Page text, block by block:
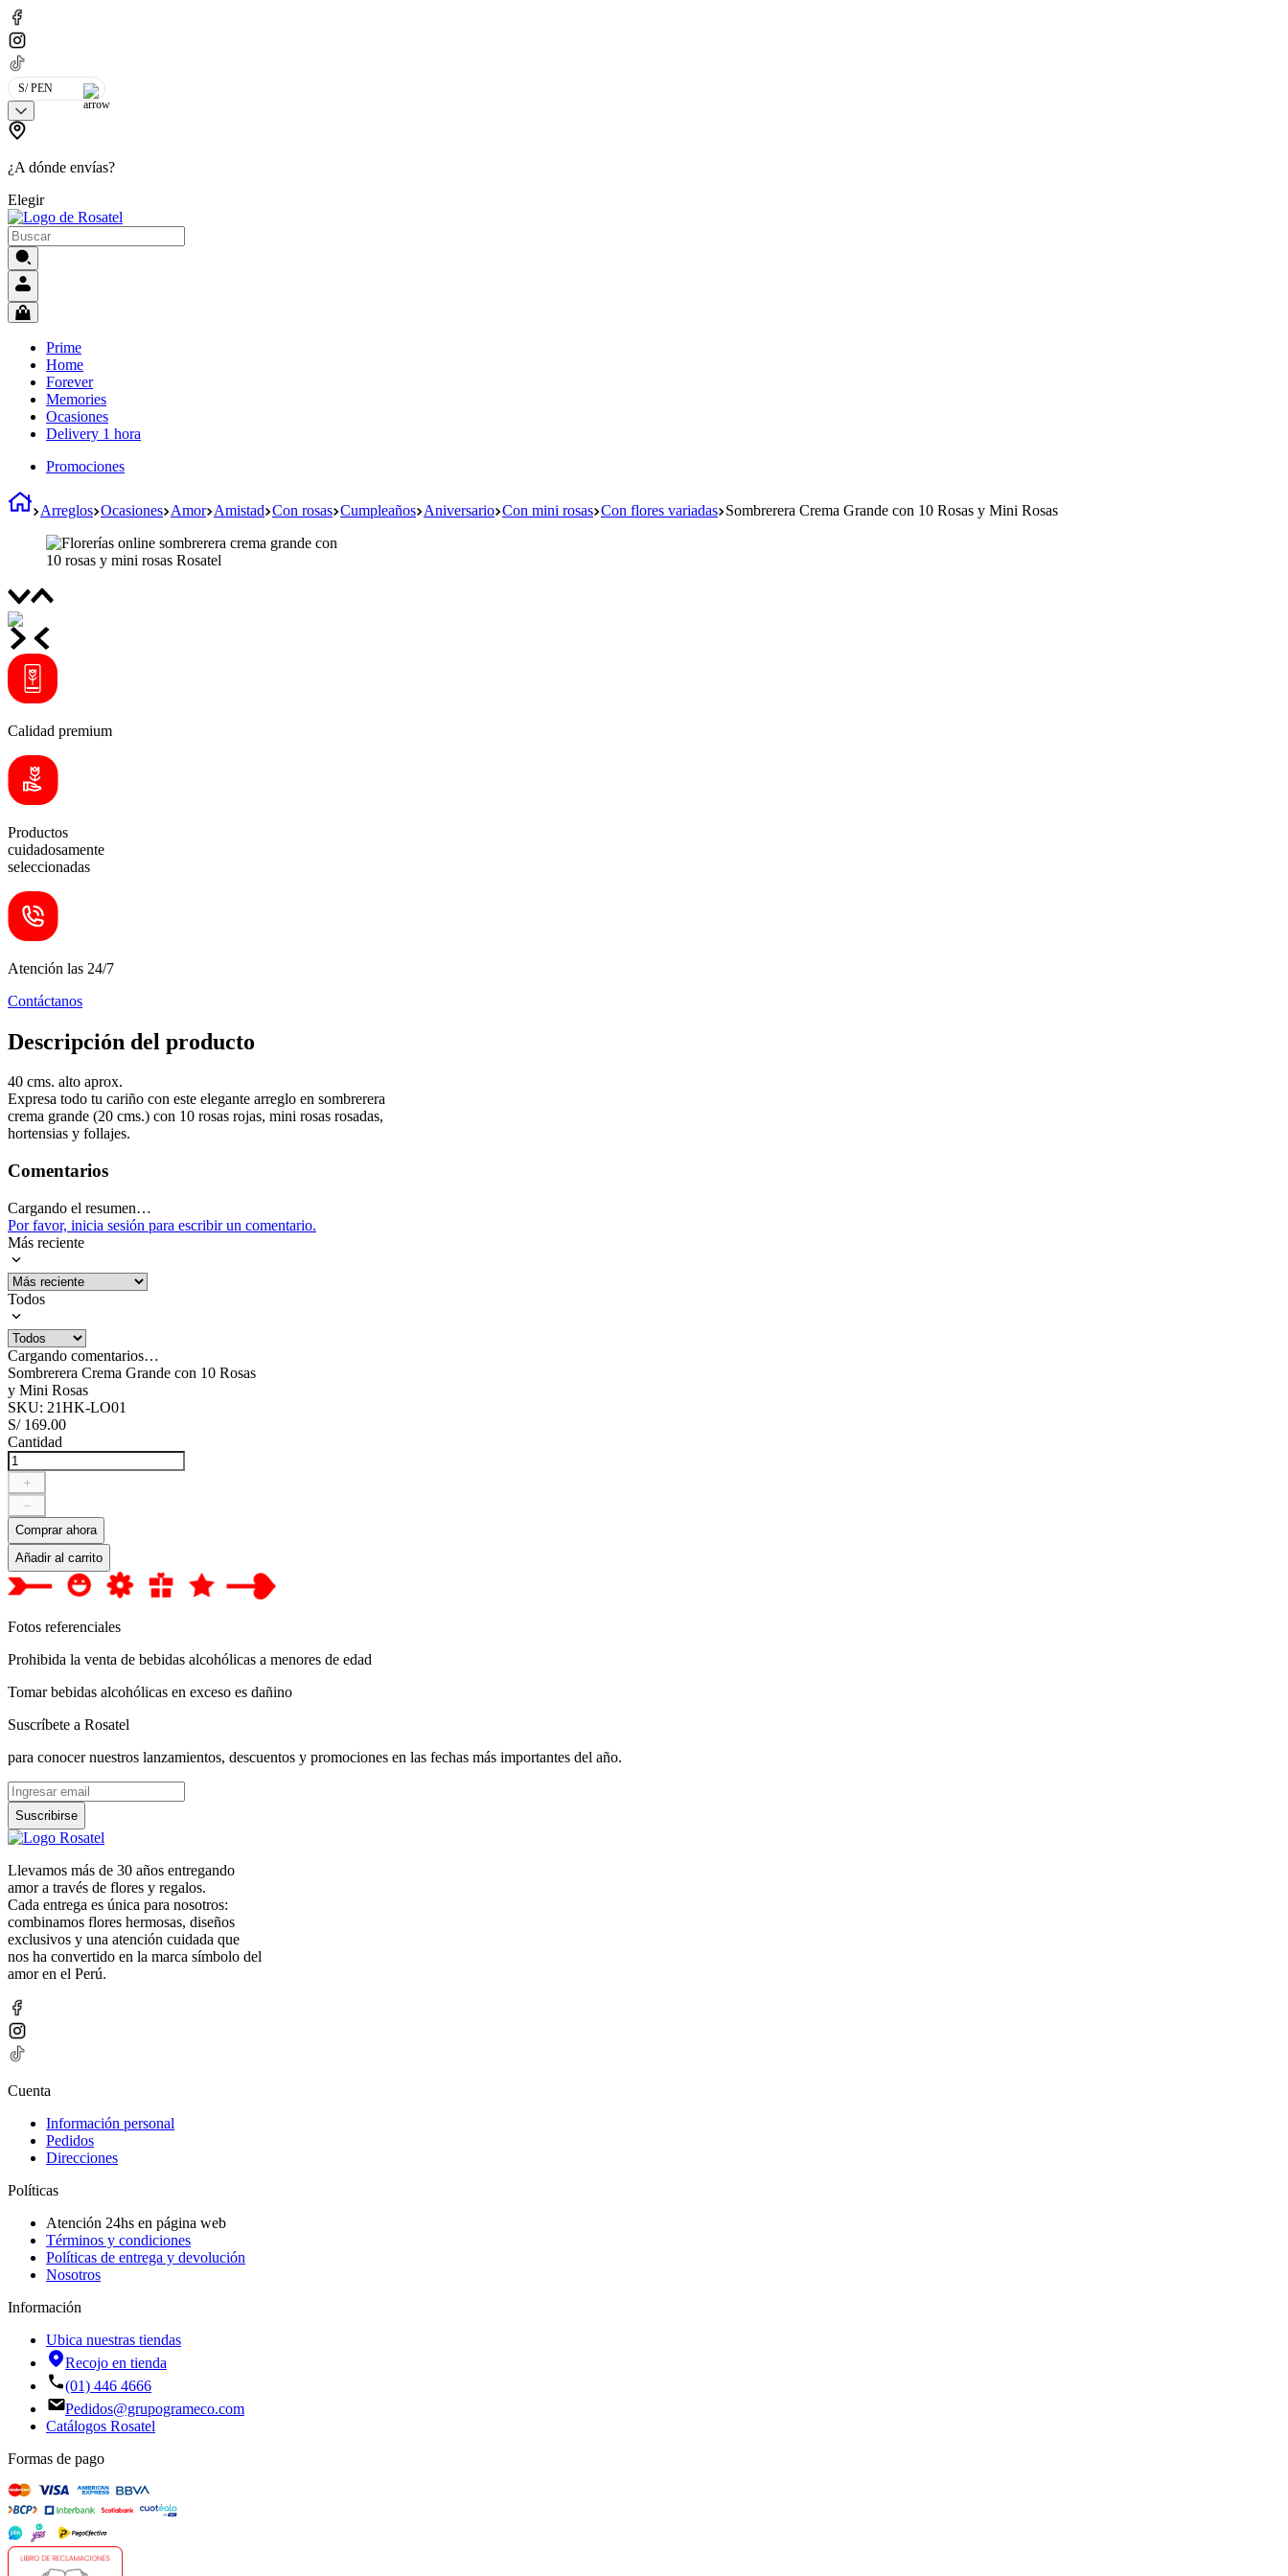
S/ PEN
¿A dónde envías?
Elegir
Prime
Home
Forever
Memories
Ocasiones
Delivery 1 hora
Promociones
Arreglos Ocasiones Amor Amistad Con rosas Cumpleaños Aniversario Con mini rosas Con flores variadas Sombrerera Crema Grande con 10 Rosas y Mini Rosas
Calidad premium
Productos
cuidadosamente
seleccionadas
Atención las 24/7
Contáctanos
Descripción del producto
40 cms. alto aprox.
Expresa todo tu cariño con este elegante arreglo en sombrerera
crema grande (20 cms.) con 10 rosas rojas, mini rosas rosadas,
hortensias y follajes.
Comentarios
Cargando el resumen…
Por favor, inicia sesión para escribir un comentario.
Más reciente
Todos
Cargando comentarios…
Sombrerera Crema Grande con 10 Rosas
y Mini Rosas
SKU: 21HK-LO01
S/ 169.00
Cantidad
＋
－
Comprar ahora
Añadir al carrito
Fotos referenciales
Prohibida la venta de bebidas alcohólicas a menores de edad
Tomar bebidas alcohólicas en exceso es dañino
Suscríbete a Rosatel
para conocer nuestros lanzamientos, descuentos y promociones en las fechas más importantes del año.
Suscribirse
Llevamos más de 30 años entregando
amor a través de flores y regalos.
Cada entrega es única para nosotros:
combinamos flores hermosas, diseños
exclusivos y una atención cuidada que
nos ha convertido en la marca símbolo del
amor en el Perú.
Cuenta
Información personal
Pedidos
Direcciones
Políticas
Atención 24hs en página web
Términos y condiciones
Políticas de entrega y devolución
Nosotros
Información
Ubica nuestras tiendas
Recojo en tienda
(01) 446 4666
Pedidos@grupogrameco.com
Catálogos Rosatel
Formas de pago